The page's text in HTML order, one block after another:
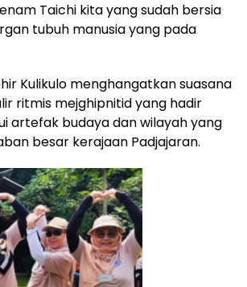
Taichi kita yang sudah bersia
tubuh manusia yang pada
Kulikulo menghangatkan suasana
ritmis mejghipnitid yang hadir
artefak budaya dan wilayah yang
besar kerajaan Padjajaran.